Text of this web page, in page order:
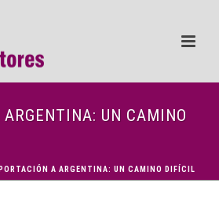
ARGENTINA: UN CAMINO
A ARGENTINA: UN CAMINO DIFÍCIL